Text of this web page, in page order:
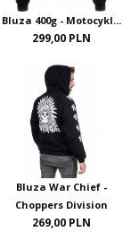
Bluza 400g - Motocykl...
299,00 PLN
Bluza War Chief -
Choppers Division
269,00 PLN